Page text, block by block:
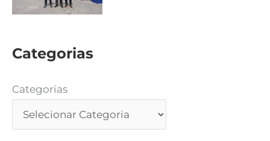
Categorias
Categorias